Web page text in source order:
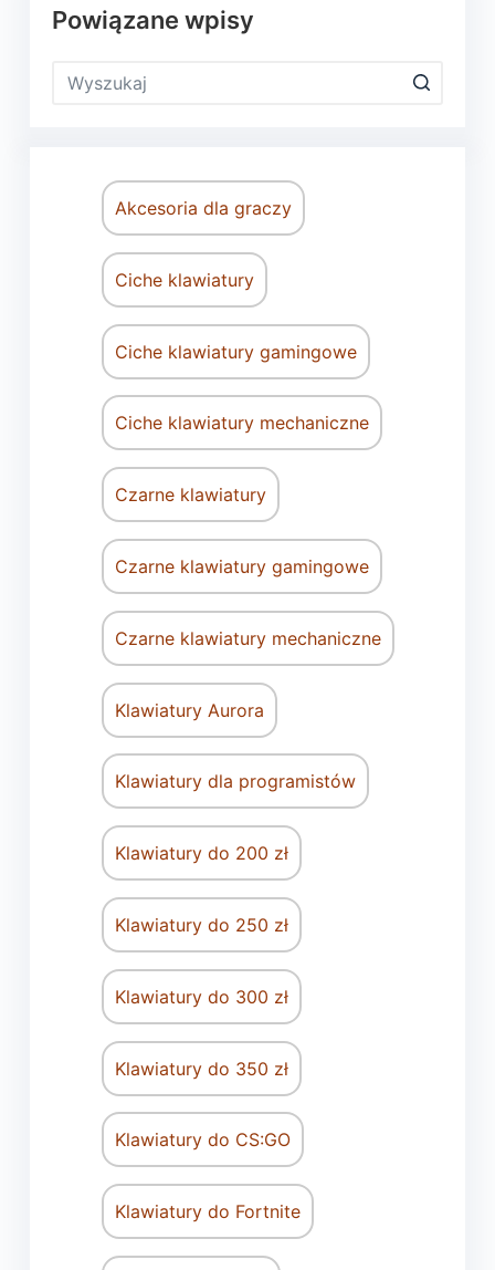
Powiązane wpisy
Akcesoria dla graczy
Ciche klawiatury
Ciche klawiatury gamingowe
Ciche klawiatury mechaniczne
Czarne klawiatury
Czarne klawiatury gamingowe
Czarne klawiatury mechaniczne
Klawiatury Aurora
Klawiatury dla programistów
Klawiatury do 200 zł
Klawiatury do 250 zł
Klawiatury do 300 zł
Klawiatury do 350 zł
Klawiatury do CS:GO
Klawiatury do Fortnite